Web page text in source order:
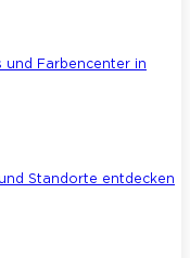
und Farbencenter in
Standorte entdecken